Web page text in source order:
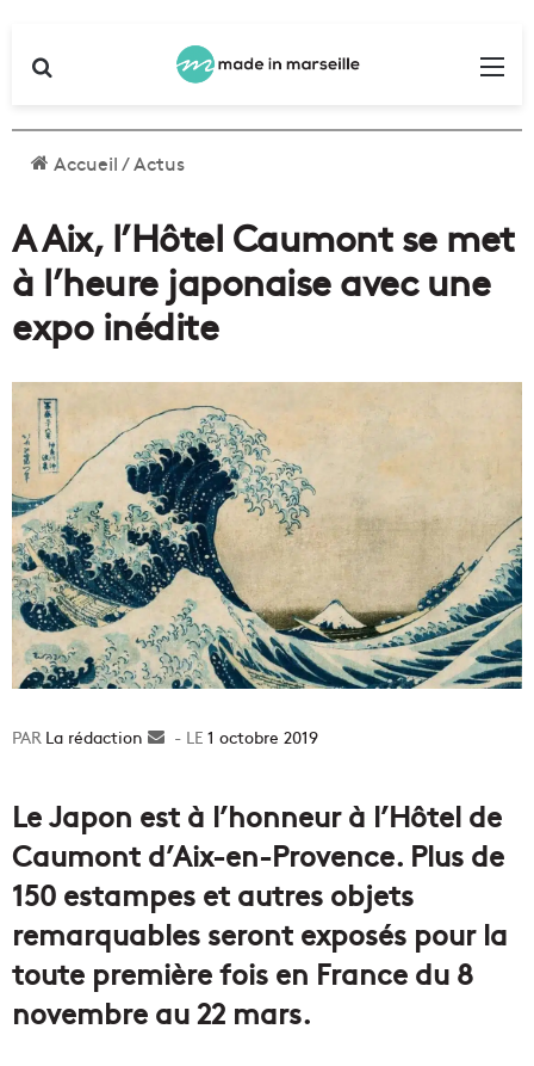
Accueil/Actus
A Aix, l’Hôtel Caumont se met
à l’heure japonaise avec une
expo inédite
La rédaction
Envoyer1 octobre 2019
Le Japon est à l’honneur à l’Hôtel de
Caumont d’Aix-en-Provence. Plus de
150 estampes et autres objets
remarquables seront exposés pour la
toute première fois en France du 8
novembre au 22 mars.